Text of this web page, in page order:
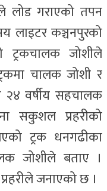
लोड गराएको तपन
लाइटर कञ्चनपुरको
ट्रकचालक जोशीले
चालक जोशी र
२४ वर्षीय सहचालक
सकुशल प्रहरीको
ट्रक धनगढीका
जोशीले बताए ।
जनाएको छ ।